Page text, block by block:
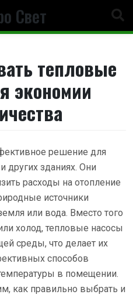
Свет
тепловые
экономии
решение для
других зданиях. Они
расходы на отопление
источники
или вода. Вместо того
холод, тепловые насосы
среды, что делает их
способов
в помещении.
как правильно выбрать и